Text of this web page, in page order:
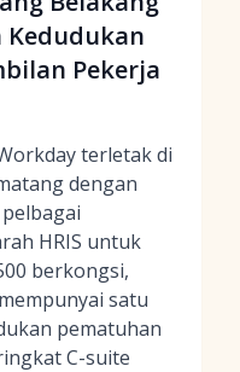
Kedudukan
Pekerja
terletak di
dengan
HRIS untuk
berkongsi,
satu
pematuhan
C-suite